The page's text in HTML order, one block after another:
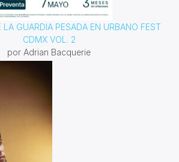
LA GUARDIA PESADA EN URBANO FEST
CDMX VOL. 2
por Adrian Bacquerie